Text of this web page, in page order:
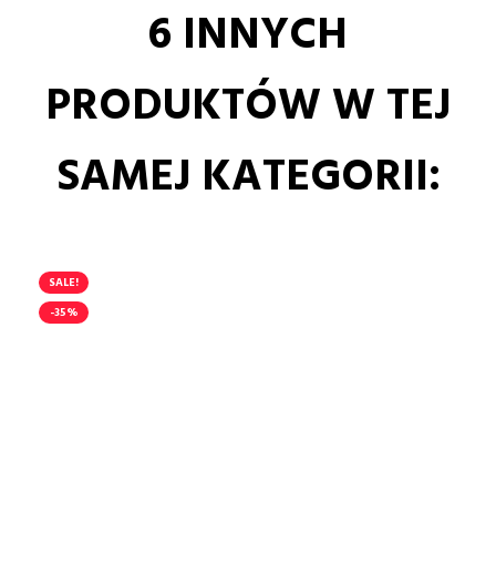
6 INNYCH
PRODUKTÓW W TEJ
SAMEJ KATEGORII:
SALE!
-35%